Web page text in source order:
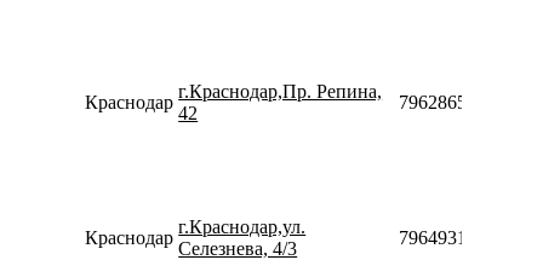
Краснодар
г.Краснодар,Пр. Репина,
42
79628658865
Краснодар
г.Краснодар,ул.
Селезнева, 4/3
79649319313